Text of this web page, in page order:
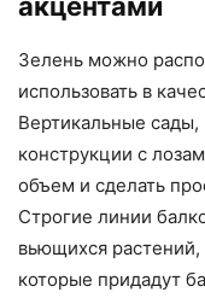
акцентами
Зелень можно
использовать в
Вертикальные
конструкции с
объем и сделать
Строгие линии
вьющихся
которые придадут